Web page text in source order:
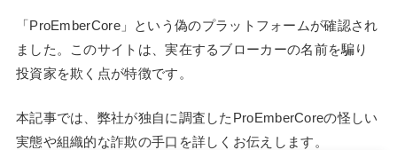
「ProEmberCore」という偽のプラットフォームが確認され
ました。このサイトは、実在するブローカーの名前を騙り
投資家を欺く点が特徴です。
本記事では、弊社が独自に調査したProEmberCoreの怪しい
実態や組織的な詐欺の手口を詳しくお伝えします。